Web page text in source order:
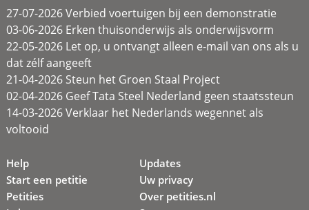
27-07-2026 Verbied voertuigen bij een demonstratie
03-06-2026 Erken thuisonderwijs als onderwijsvorm
22-05-2026 Let op, u ontvangt alleen e-mail van ons als u
dat zélf aangeeft
21-04-2026 Steun het Groen Staal Project
02-04-2026 Geef Tata Steel Nederland geen staatssteun
14-03-2026 Verklaar het Nederlands wegennet als
voltooid
Help
Start een petitie
Petities
Updates
Uw privacy
Over petities.nl